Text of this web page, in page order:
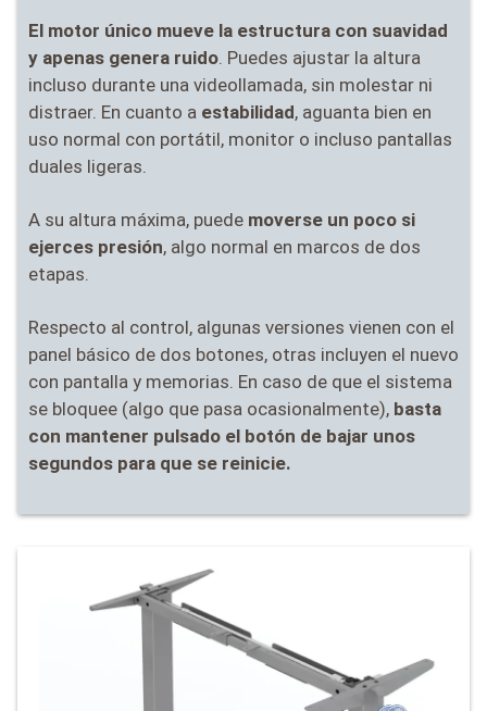
El motor único mueve la estructura con suavidad
y apenas genera ruido . Puedes ajustar la altura
incluso durante una videollamada, sin molestar ni
distraer. En cuanto a estabilidad, aguanta bien en
uso normal con portátil, monitor o incluso pantallas
duales ligeras.
A su altura máxima, puede moverse un poco si
ejerces presión, algo normal en marcos de dos
etapas.
Respecto al control, algunas versiones vienen con el
panel básico de dos botones, otras incluyen el nuevo
con pantalla y memorias. En caso de que el sistema
se bloquee (algo que pasa ocasionalmente), basta
con mantener pulsado el botón de bajar unos
segundos para que se reinicie.